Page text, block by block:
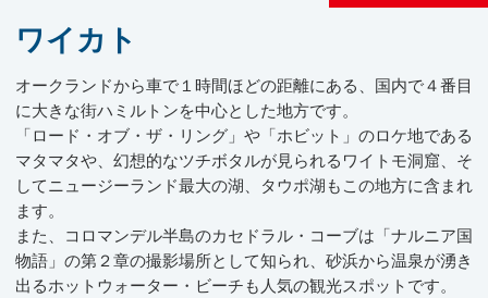
ワイカト
オークランドから車で１時間ほどの距離にある、国内で４番目
に大きな街ハミルトンを中心とした地方です。
「ロード・オブ・ザ・リング」や「ホビット」のロケ地である
マタマタや、幻想的なツチボタルが見られるワイトモ洞窟、そ
してニュージーランド最大の湖、タウポ湖もこの地方に含まれ
ます。
また、コロマンデル半島のカセドラル・コーブは「ナルニア国
物語」の第２章の撮影場所として知られ、砂浜から温泉が湧き
出るホットウォーター・ビーチも人気の観光スポットです。